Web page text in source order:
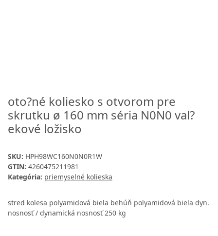
oto?né koliesko s otvorom pre
skrutku ø 160 mm séria N0N0 val?
ekové ložisko
SKU: HPH98WC160N0N0R1W
GTIN: 4260475211981
Kategória: priemyselné kolieska
stred kolesa polyamidová biela behúň polyamidová biela dyn.
nosnosť / dynamická nosnosť 250 kg